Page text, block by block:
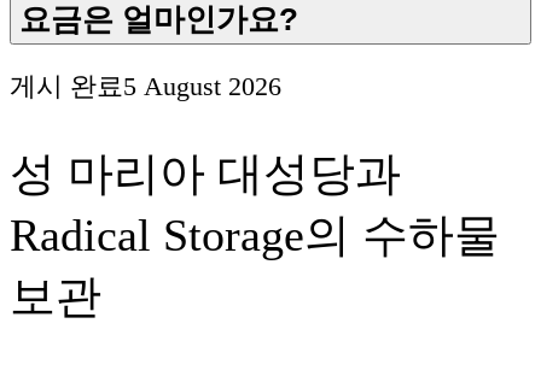
요금은 얼마인가요?
게시 완료5 August 2026
성 마리아 대성당과
Radical Storage의 수하물
보관